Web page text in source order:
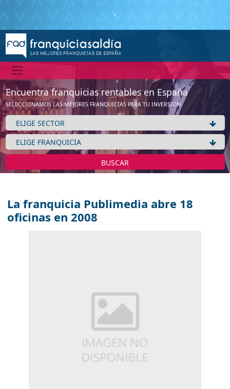
Encuentra franquicias rentables en España
SELECCIONAMOS LAS MEJORES FRANQUICIAS PARA TU INVERSIÓN
BUSCAR
La franquicia Publimedia abre 18
oficinas en 2008